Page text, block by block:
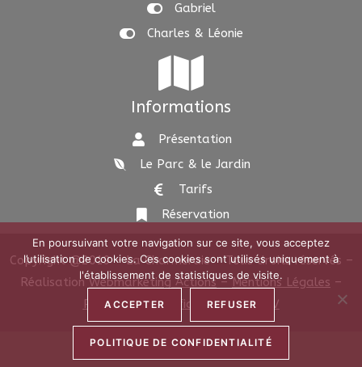
Gabriel
Charles & Léonie
Informations
Présentation
Le Parc & le Jardin
Tarifs
Réservation
Copyright @2019 – La Charmeraie – Tous droits réservés –
RéalisationWebmarketing Actions–Mentions Légales –
Politique de Confidentialité– CGV
En poursuivant votre navigation sur ce site, vous acceptez
l’utilisation de cookies. Ces cookies sont utilisés uniquement à
l'établissement de statistiques de visite.
ACCEPTER REFUSER
POLITIQUE DE CONFIDENTIALITÉ